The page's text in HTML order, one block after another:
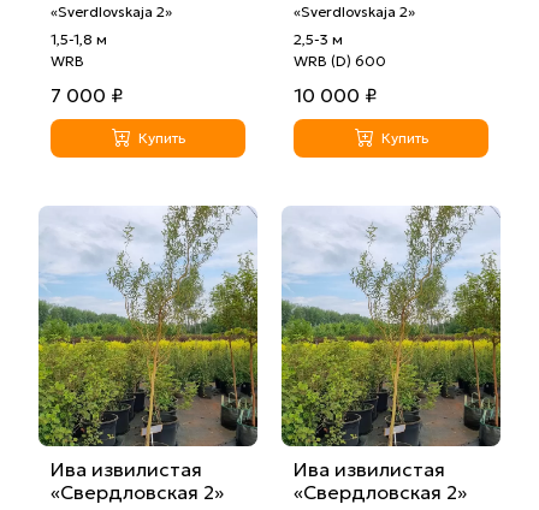
«Sverdlovskaja 2»
1,5-1,8 м
WRB
7 000 ₽
Купить
«Sverdlovskaja 2»
2,5-3 м
WRB (D) 600
10 000 ₽
Купить
Ива извилистая
«Свердловская 2»
Ива извилистая
«Свердловская 2»